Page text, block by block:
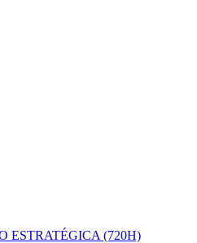
ESTRATÉGICA (720H)